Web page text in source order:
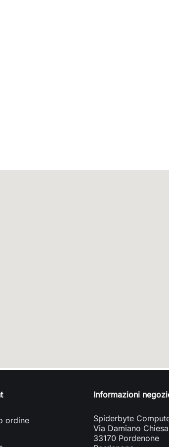
ordine
Informazioni
Spiderbyte
Via Damiano
33170 Pordenone